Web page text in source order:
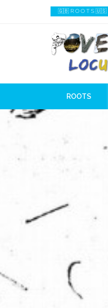
🇬🇧 R O O T S 🇺🇸
ROOTS